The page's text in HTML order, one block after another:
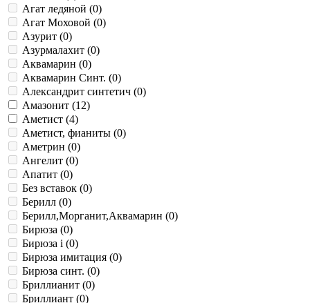
Агат ледяной (0)
Агат Моховой (0)
Азурит (0)
Азурмалахит (0)
Аквамарин (0)
Аквамарин Синт. (0)
Александрит синтетич (0)
Амазонит (12)
Аметист (4)
Аметист, фианиты (0)
Аметрин (0)
Ангелит (0)
Апатит (0)
Без вставок (0)
Берилл (0)
Берилл,Морганит,Аквамарин (0)
Бирюза (0)
Бирюза i (0)
Бирюза имитация (0)
Бирюза синт. (0)
Бриллианит (0)
Бриллиант (0)